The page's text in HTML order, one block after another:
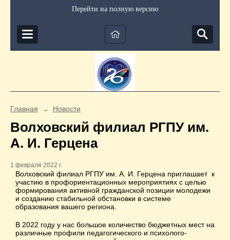
Перейти на полную версию
Главная → Новости
Волховский филиал РГПУ им.
А. И. Герцена
1 февраля 2022 г.
Волховский филиал РГПУ им. А. И. Герцена приглашает к
участию в профориентационных мероприятиях с целью
формирования активной гражданской позиции молодежи
и созданию стабильной обстановки в системе
образования вашего региона.
В 2022 году у нас большое количество бюджетных мест на
различные профили педагогического и психолого-